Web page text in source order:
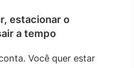
estacionar o
a tempo
Você quer estar